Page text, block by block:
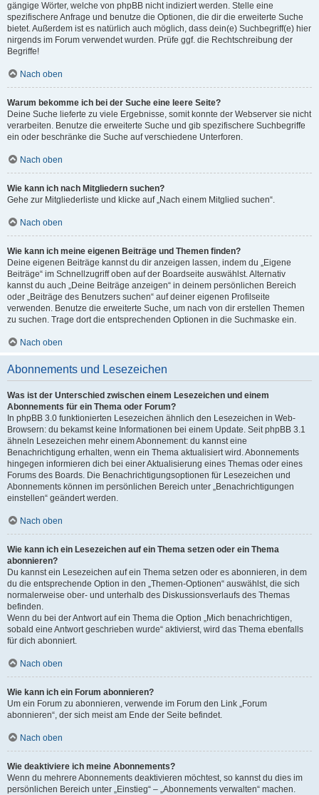
gängige Wörter, welche von phpBB nicht indiziert werden. Stelle eine
spezifischere Anfrage und benutze die Optionen, die dir die erweiterte Suche
bietet. Außerdem ist es natürlich auch möglich, dass dein(e) Suchbegriff(e) hier
nirgends im Forum verwendet wurden. Prüfe ggf. die Rechtschreibung der
Begriffe!
Nach oben
Warum bekomme ich bei der Suche eine leere Seite?
Deine Suche lieferte zu viele Ergebnisse, somit konnte der Webserver sie nicht
verarbeiten. Benutze die erweiterte Suche und gib spezifischere Suchbegriffe
ein oder beschränke die Suche auf verschiedene Unterforen.
Nach oben
Wie kann ich nach Mitgliedern suchen?
Gehe zur Mitgliederliste und klicke auf „Nach einem Mitglied suchen“.
Nach oben
Wie kann ich meine eigenen Beiträge und Themen finden?
Deine eigenen Beiträge kannst du dir anzeigen lassen, indem du „Eigene
Beiträge“ im Schnellzugriff oben auf der Boardseite auswählst. Alternativ
kannst du auch „Deine Beiträge anzeigen“ in deinem persönlichen Bereich
oder „Beiträge des Benutzers suchen“ auf deiner eigenen Profilseite
verwenden. Benutze die erweiterte Suche, um nach von dir erstellen Themen
zu suchen. Trage dort die entsprechenden Optionen in die Suchmaske ein.
Nach oben
Abonnements und Lesezeichen
Was ist der Unterschied zwischen einem Lesezeichen und einem
Abonnements für ein Thema oder Forum?
In phpBB 3.0 funktionierten Lesezeichen ähnlich den Lesezeichen in Web-
Browsern: du bekamst keine Informationen bei einem Update. Seit phpBB 3.1
ähneln Lesezeichen mehr einem Abonnement: du kannst eine
Benachrichtigung erhalten, wenn ein Thema aktualisiert wird. Abonnements
hingegen informieren dich bei einer Aktualisierung eines Themas oder eines
Forums des Boards. Die Benachrichtigungsoptionen für Lesezeichen und
Abonnements können im persönlichen Bereich unter „Benachrichtigungen
einstellen“ geändert werden.
Nach oben
Wie kann ich ein Lesezeichen auf ein Thema setzen oder ein Thema
abonnieren?
Du kannst ein Lesezeichen auf ein Thema setzen oder es abonnieren, in dem
du die entsprechende Option in den „Themen-Optionen“ auswählst, die sich
normalerweise ober- und unterhalb des Diskussionsverlaufs des Themas
befinden.
Wenn du bei der Antwort auf ein Thema die Option „Mich benachrichtigen,
sobald eine Antwort geschrieben wurde“ aktivierst, wird das Thema ebenfalls
für dich abonniert.
Nach oben
Wie kann ich ein Forum abonnieren?
Um ein Forum zu abonnieren, verwende im Forum den Link „Forum
abonnieren“, der sich meist am Ende der Seite befindet.
Nach oben
Wie deaktiviere ich meine Abonnements?
Wenn du mehrere Abonnements deaktivieren möchtest, so kannst du dies im
persönlichen Bereich unter „Einstieg“ – „Abonnements verwalten“ machen.